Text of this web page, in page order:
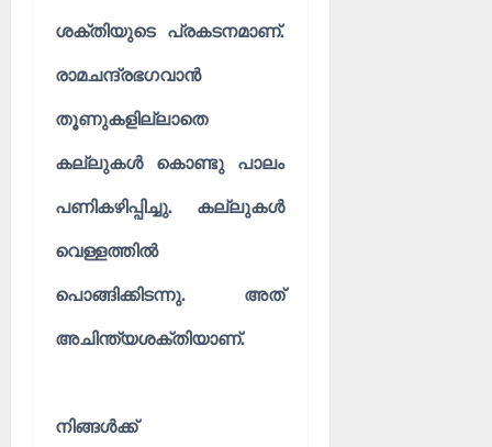
ശക്തിയുടെ പ്രകടനമാണ്.
രാമചന്ദ്രഭഗവാൻ
തൂണുകളില്ലാതെ
കല്ലുകൾ കൊണ്ടു പാലം
പണികഴിപ്പിച്ചു. കല്ലുകൾ
വെള്ളത്തിൽ
പൊങ്ങിക്കിടന്നു. അത്
അചിന്ത്യശക്തിയാണ്.
നിങ്ങൾക്ക്